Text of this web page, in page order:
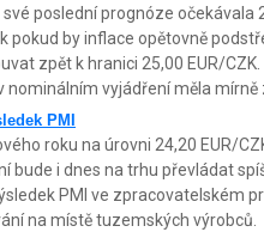
poslední prognóze očekávala
pokud by inflace opětovně
zpět k hranici 25,00 EUR/
nominálním vyjádření měla mírně
PMI
roku na úrovni 24,20 EUR/
bude i dnes na trhu převládat
PMI ve zpracovatelském
na místě tuzemských výrobců.